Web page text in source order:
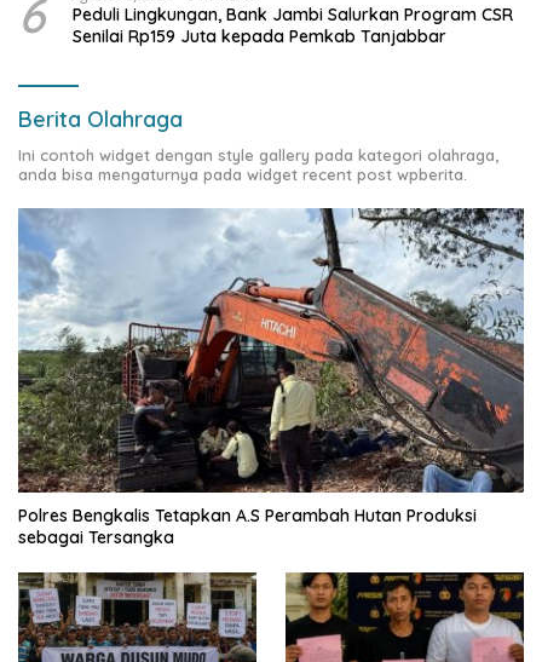
6
Peduli Lingkungan, Bank Jambi Salurkan Program CSR
Senilai Rp159 Juta kepada Pemkab Tanjabbar
Berita Olahraga
Ini contoh widget dengan style gallery pada kategori olahraga,
anda bisa mengaturnya pada widget recent post wpberita.
Polres Bengkalis Tetapkan A.S Perambah Hutan Produksi
sebagai Tersangka